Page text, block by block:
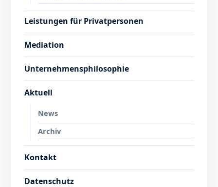
Leistungen für Privatpersonen
Mediation
Unternehmensphilosophie
Aktuell
News
Archiv
Kontakt
Datenschutz